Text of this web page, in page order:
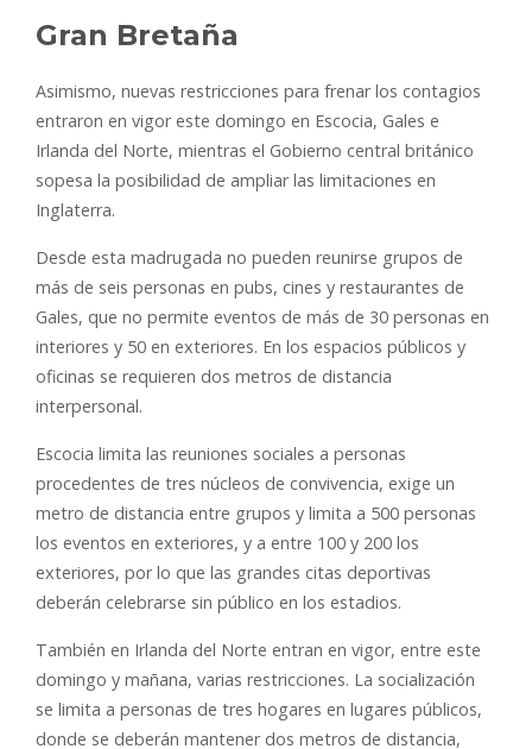
Gran Bretaña
Asimismo, nuevas restricciones para frenar los contagios
entraron en vigor este domingo en Escocia, Gales e
Irlanda del Norte, mientras el Gobierno central británico
sopesa la posibilidad de ampliar las limitaciones en
Inglaterra.
Desde esta madrugada no pueden reunirse grupos de
más de seis personas en pubs, cines y restaurantes de
Gales, que no permite eventos de más de 30 personas en
interiores y 50 en exteriores. En los espacios públicos y
oficinas se requieren dos metros de distancia
interpersonal.
Escocia limita las reuniones sociales a personas
procedentes de tres núcleos de convivencia, exige un
metro de distancia entre grupos y limita a 500 personas
los eventos en exteriores, y a entre 100 y 200 los
exteriores, por lo que las grandes citas deportivas
deberán celebrarse sin público en los estadios.
También en Irlanda del Norte entran en vigor, entre este
domingo y mañana, varias restricciones. La socialización
se limita a personas de tres hogares en lugares públicos,
donde se deberán mantener dos metros de distancia,